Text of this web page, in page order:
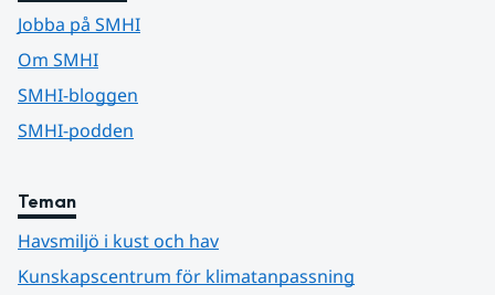
Jobba på SMHI
Om SMHI
SMHI-bloggen
SMHI-podden
Teman
Havsmiljö i kust och hav
Kunskapscentrum för klimatanpassning